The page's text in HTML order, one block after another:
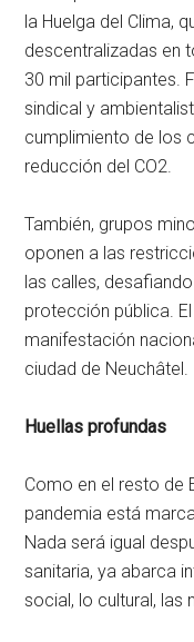
la Huelga del Clima,
descentralizadas en
30 mil participantes.
sindical y
cumplimiento de los
reducción del CO2.
También, grupos
oponen a las
las calles,
protección pública.
manifestación
ciudad de Neuchâtel.
Huellas profundas
Como en el resto de
pandemia está
Nada será igual
sanitaria, ya abarca
social, lo cultural, las